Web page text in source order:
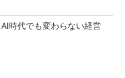
AI時代でも変わらない経営